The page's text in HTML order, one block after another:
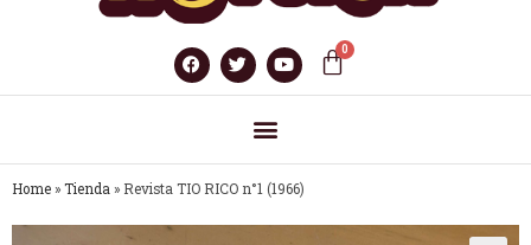
Home » Tienda » Revista TIO RICO n°1 (1966)